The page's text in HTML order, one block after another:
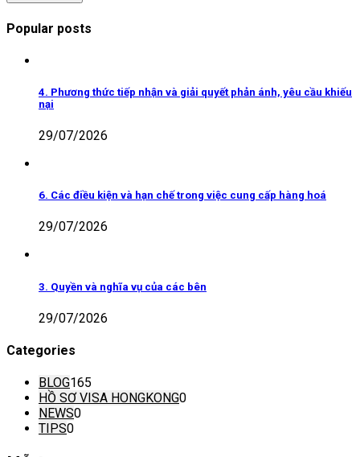
Popular posts
4. Phương thức tiếp nhận và giải quyết phản ánh, yêu cầu khiếu
nại
29/07/2026
6. Các điều kiện và hạn chế trong việc cung cấp hàng hoá
29/07/2026
3. Quyền và nghĩa vụ của các bên
29/07/2026
Categories
BLOG165
HỒ SƠ VISA HONGKONG0
NEWS0
TIPS0